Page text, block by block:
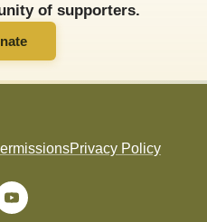
of supporters.
Privacy Policy